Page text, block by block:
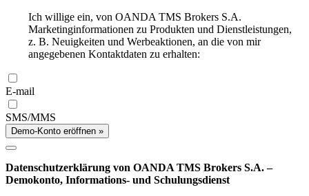
Ich willige ein, von OANDA TMS Brokers S.A.
Marketinginformationen zu Produkten und Dienstleistungen,
z. B. Neuigkeiten und Werbeaktionen, an die von mir
angegebenen Kontaktdaten zu erhalten:
E-mail
SMS/MMS
Demo-Konto eröffnen »
Datenschutzerklärung von OANDA TMS Brokers S.A. –
Demokonto, Informations- und Schulungsdienst